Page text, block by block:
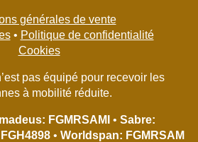
générales de vente
• Politique de confidentialité
Cookies
pas équipé pour recevoir les
à mobilité réduite.
FGMRSAMI • Sabre:
• Worldspan: FGMRSAM